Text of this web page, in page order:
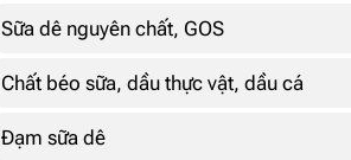
Sữa dê nguyên chất, GOS
Chất béo sữa, dầu thực vật, dầu cá
Đạm sữa dê